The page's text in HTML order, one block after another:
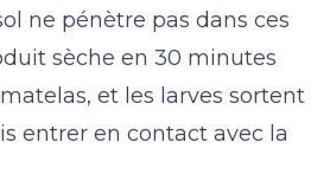
ne pénètre pas dans ces
sèche en 30 minutes
et les larves sortent
entrer en contact avec la